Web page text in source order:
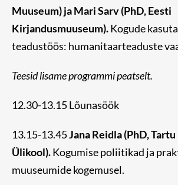
Muuseum) ja Mari Sarv (PhD, Eesti
Kirjandusmuuseum).Kogude
teadustöös: humanitaarteaduste
Teesid lisame programmi peatselt.
12.30-13.15 Lõunasöök
13.15-13.45Jana Reidla (PhD, Tartu
Ülikool).Kogumise poliitikad ja
muuseumide kogemusel.